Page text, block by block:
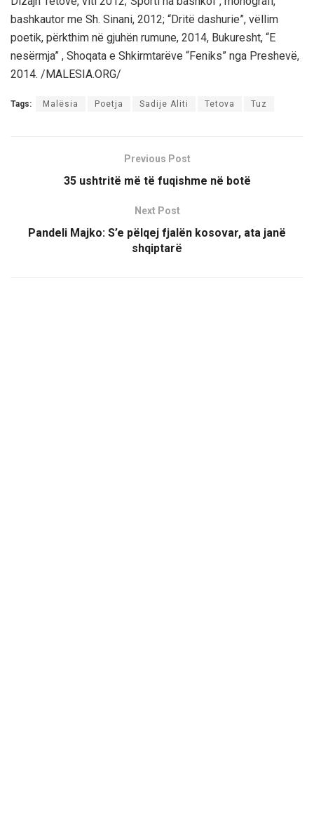
bashkautor me Sh. Sinani, 2012; “Dritë dashurie”, vëllim
poetik, përkthim në gjuhën rumune, 2014, Bukuresht, “E
nesërmja” , Shoqata e Shkirmtarëve “Feniks” nga Preshevë,
2014. /MALESIA.ORG/
Tags: Malësia Poetja Sadije Aliti Tetova Tuz
Previous Post
​35 ushtritë më të fuqishme në botë
Next Post
Pandeli Majko: S’e pëlqej fjalën kosovar, ata janë
shqiptarë